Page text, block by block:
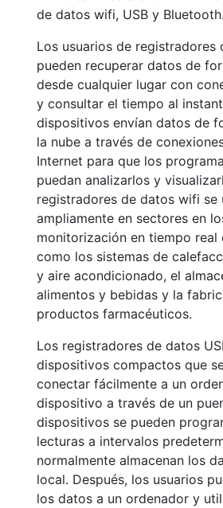
de datos wifi, USB y Bluetooth.
Los usuarios de registradores
pueden recuperar datos de
desde cualquier lugar con
y consultar el tiempo al
dispositivos envían datos de
la nube a través de
Internet para que los
puedan analizarlos y
registradores de datos wifi se
ampliamente en sectores en
monitorización en tiempo real
como los sistemas de
y aire acondicionado, el
alimentos y bebidas y la
productos farmacéuticos.
Los registradores de datos
dispositivos compactos que
conectar fácilmente a un
dispositivo a través de un
dispositivos se pueden
lecturas a intervalos
normalmente almacenan los
local. Después, los usuarios
los datos a un ordenador y